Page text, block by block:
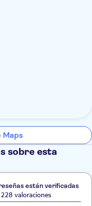
Maps
sobre esta
están verificadas
valoraciones